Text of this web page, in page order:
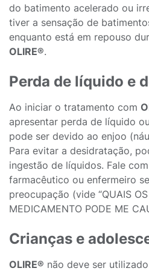
do batimento acelerado ou
tiver a sensação de
enquanto está em repouso
OLIRE®.
Perda de líquido e
Ao iniciar o tratamento com
apresentar perda de líquido
pode ser devido ao enjoo
Para evitar a desidratação,
ingestão de líquidos. Fale
farmacêutico ou enfermeiro
preocupação (vide “QUAIS
MEDICAMENTO PODE ME
Crianças e
OLIRE® não deve ser